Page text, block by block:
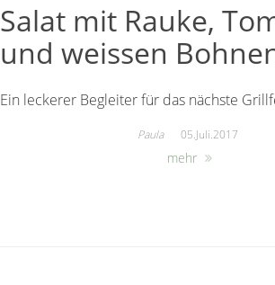
Salat mit Rauke,
und weissen
Ein leckerer Begleiter für das nächste
Paula 05.Juli.2017
mehr